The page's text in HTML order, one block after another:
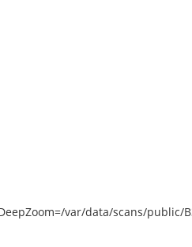
var/data/scans/public/